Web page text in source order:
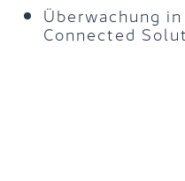
Überwachung
Connected